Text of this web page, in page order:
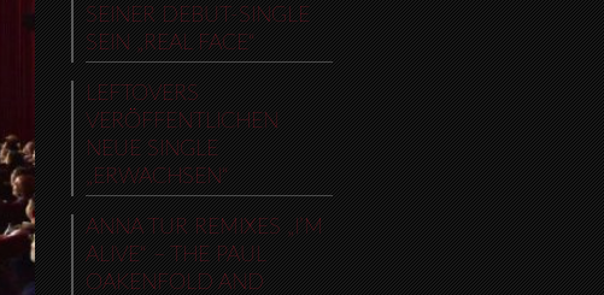
SEINER DEBUT-SINGLE
SEIN „REAL FACE“
LEFTOVERS
VERÖFFENTLICHEN
NEUE SINGLE
„ERWACHSEN“
ANNA TUR REMIXES „I’M
ALIVE“ – THE PAUL
OAKENFOLD AND